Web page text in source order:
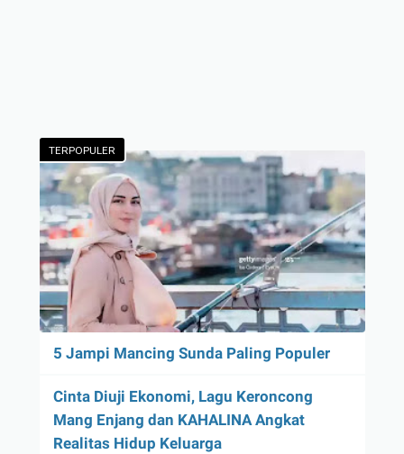
TERPOPULER
5 Jampi Mancing Sunda Paling Populer
Cinta Diuji Ekonomi, Lagu Keroncong
Mang Enjang dan KAHALINA Angkat
Realitas Hidup Keluarga